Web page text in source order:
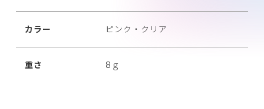
カラー ピンク・クリア
重さ 8ｇ